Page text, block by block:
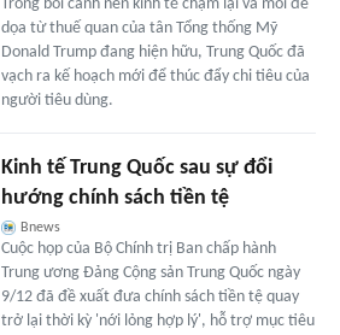
Trong bối cảnh nền kinh tế chậm lại và mối đe
dọa từ thuế quan của tân Tổng thống Mỹ
Donald Trump đang hiện hữu, Trung Quốc đã
vạch ra kế hoạch mới để thúc đẩy chi tiêu của
người tiêu dùng.
Kinh tế Trung Quốc sau sự đổi
hướng chính sách tiền tệ
Bnews
Cuộc họp của Bộ Chính trị Ban chấp hành
Trung ương Đảng Cộng sản Trung Quốc ngày
9/12 đã đề xuất đưa chính sách tiền tệ quay
trở lại thời kỳ 'nới lỏng hợp lý', hỗ trợ mục tiêu